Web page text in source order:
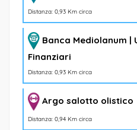
Distanza: 0,93 Km circa
Banca Mediolanum |
Finanziari
Distanza: 0,93 Km circa
Argo salotto olistico
Distanza: 0,94 Km circa